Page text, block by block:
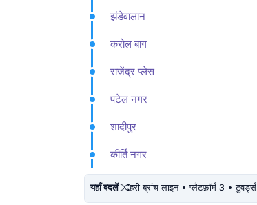
झंडेवालान
करोल बाग
राजेंद्र प्लेस
पटेल नगर
शादीपुर
कीर्ति नगर
यहाँ बदलें हरी ब्रांच लाइन • प्लैटफ़ॉर्म 3 • टुवर्ड्स